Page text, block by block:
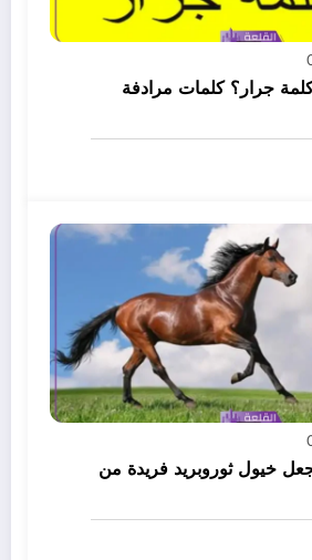
جرار؟ كلمات مرادفة
خيول ثوروبريد فريدة من